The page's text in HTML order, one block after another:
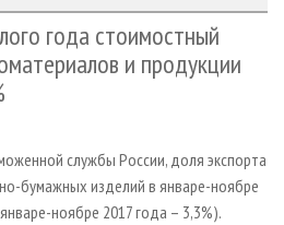
ПЛИТ
года стоимостный
и продукции
службы России, доля экспорта
бумажных изделий в январе-ноябре
ноябре 2017 года – 3,3%).